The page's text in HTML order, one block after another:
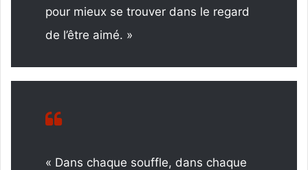
pour mieux se trouver dans le regard
de l’être aimé. »
« Dans chaque souffle, dans chaque